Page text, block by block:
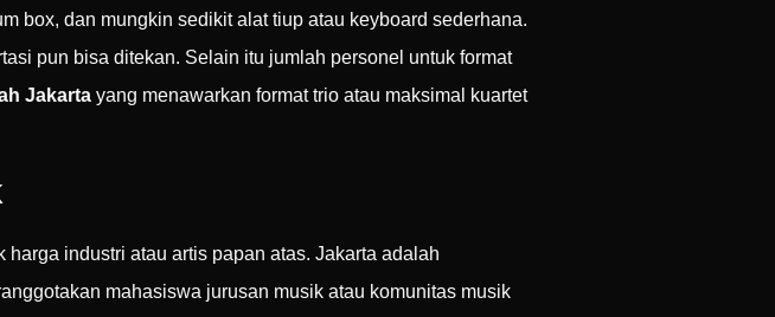
box, dan mungkin sedikit alat tiup atau keyboard sederhana.
pun bisa ditekan. Selain itu jumlah personel untuk format
Jakarta yang menawarkan format trio atau maksimal kuartet
industri atau artis papan atas. Jakarta adalah
mahasiswa jurusan musik atau komunitas musik